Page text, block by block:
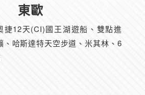
東歐
捷12天(CI)國王湖遊船、雙點進
、哈斯達特天空步道、米其林、6